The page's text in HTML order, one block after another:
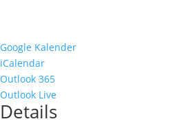
Google Kalender
iCalendar
Outlook 365
Outlook Live
Details